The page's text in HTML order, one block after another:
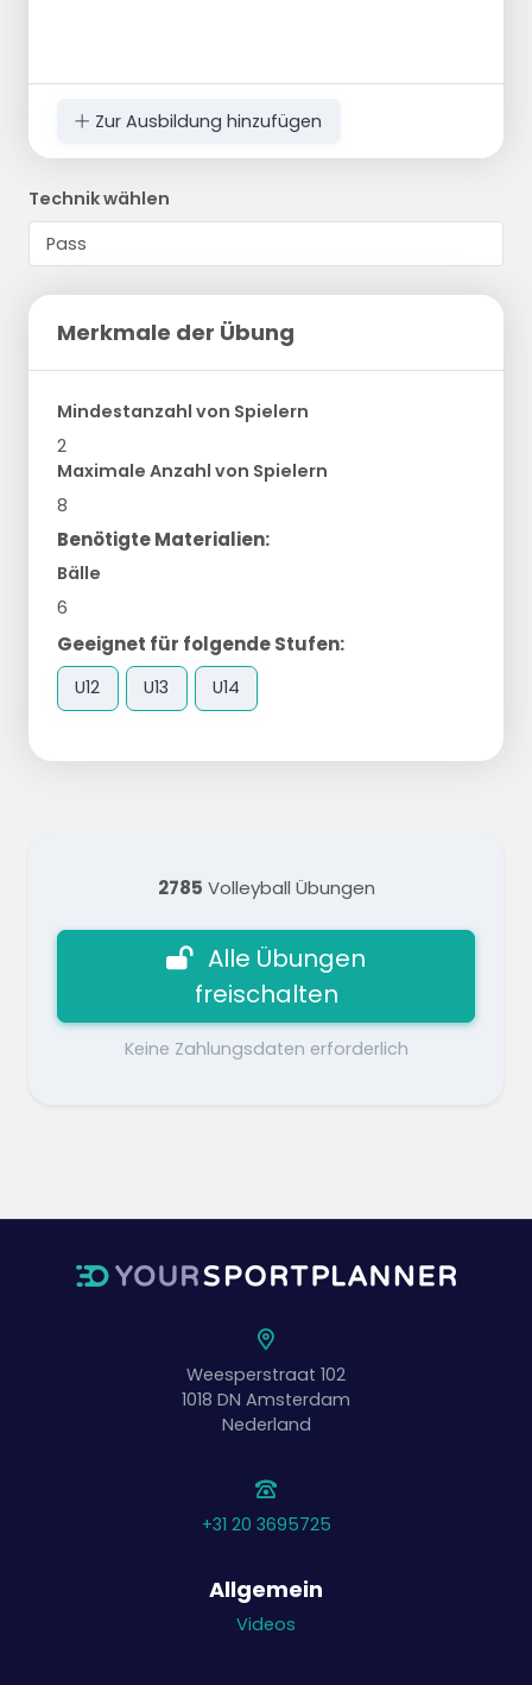
Zur Ausbildung hinzufügen
Technik wählen
Merkmale der Übung
Mindestanzahl von Spielern
2
Maximale Anzahl von Spielern
8
Benötigte Materialien:
Bälle
6
Geeignet für folgende Stufen:
U12 U13 U14
2785 Volleyball Übungen
Alle Übungen
freischalten
Keine Zahlungsdaten erforderlich
Weesperstraat 102
1018 DN Amsterdam
Nederland
+31 20 3695725
Allgemein
Videos